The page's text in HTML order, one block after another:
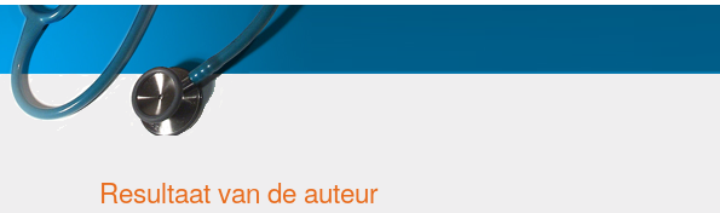
Resultaat van de auteur